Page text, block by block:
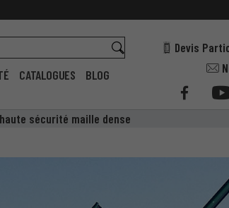
CATALOGUES BLOG
Devis
sécurité maille dense